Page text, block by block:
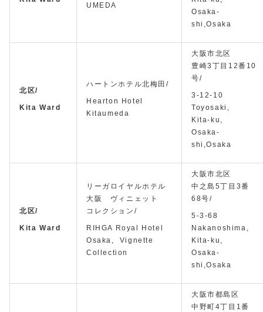
UMEDA
Osaka-
shi,Osaka
北区/
Kita Ward
ハートンホテル北梅田/
Hearton Hotel
Kitaumeda
大阪市北区
豊崎3丁目12番10
号/
3-12-10
Toyosaki,
Kita-ku,
Osaka-
shi,Osaka
北区/
Kita Ward
リーガロイヤルホテル
大阪 ヴィニェット
コレクション/
RIHGA Royal Hotel
Osaka, Vignette
Collection
大阪市北区
中之島5丁目3番
68号/
5-3-68
Nakanoshima,
Kita-ku,
Osaka-
shi,Osaka
大阪市都島区
中野町4丁目1番